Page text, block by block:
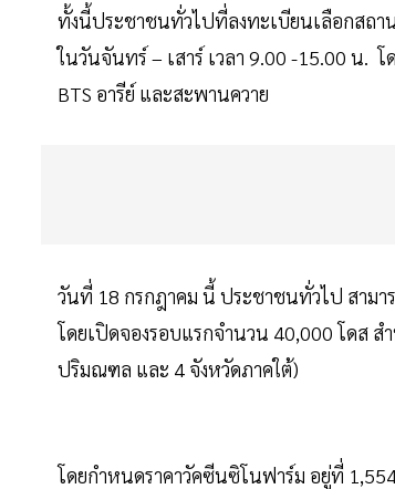
ทั้งนี้ประชาชนทั่วไปที่ลงทะเบียนเลือกสถาน
ในวันจันทร์ – เสาร์ เวลา 9.00 -15.00 น.
BTS อารีย์ และสะพานควาย
วันที่ 18 กรกฎาคม นี้ ประชาชนทั่วไป สาม
โดยเปิดจองรอบแรกจำนวน 40,000 โดส
ปริมณฑล และ 4 จังหวัดภาคใต้)
โดยกำหนดราคาวัคซีนซิโนฟาร์ม อยู่ที่